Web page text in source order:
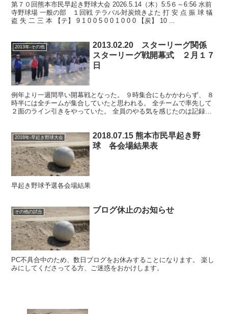
第７０回熊本市民早起き野球大会 2026.5.14（木）5:5６～6:56 水前
寺野球場 一般の部 １回戦 テラバル対炭焼きよた 打 安 点 振 球 犠
盗 失 二 三 本 【テ】 9 1 0 0 5 0 0 1 0 0 0 【炭】 10 ...
2013年-その他
2013.02.20 スターリーグ関係
スターリーグ戦開幕式 ２月１７
日
例年より一週間早い開幕戦となった。 ９時集合にもかかわらず、 ８
時半には全チームが集合していたと思われる。 全チームで率先して
２面のライン引きをやっていた。 全員のやる気を感じたのは記録員
2018年-早起き野球大会
2018.07.15 熊本市民早起き野
球 各会場結果表
早起き野球予選各会場結果
その他の試合 ブログ休止のお知らせ
PC不具合中のため、数日ブログをお休みすることになります。 楽し
みにしてくださってる方、ご迷惑をおかけします。